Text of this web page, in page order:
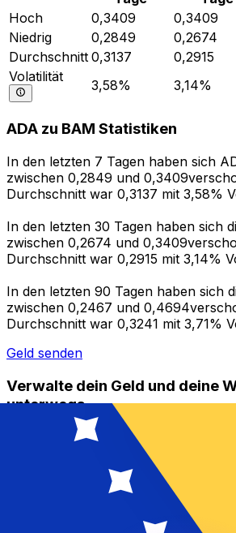
Hoch
0,3409 0,3409
Niedrig
0,2849 0,2674
Durchschnitt 0,3137 0,2915
Volatilität
3,58% 3,14%
ADA zu BAM Statistiken
In den letzten 7 Tagen haben sich
zwischen 0,2849 und
Durchschnitt war 0,3137 mit 3,58%
In den letzten 30 Tagen haben sich
zwischen 0,2674 und
Durchschnitt war 0,2915 mit 3,14%
In den letzten 90 Tagen haben sich
zwischen 0,2467 und
Durchschnitt war 0,3241 mit 3,71%
Geld senden
Verwalte dein Geld und deine
unterwegs.
Die Xe-App bietet alles, was du für
und Währungsmanagement
umrechnen,
Geld ins Ausland überweisen, ohne
Gebühren. Heute herunterladen!